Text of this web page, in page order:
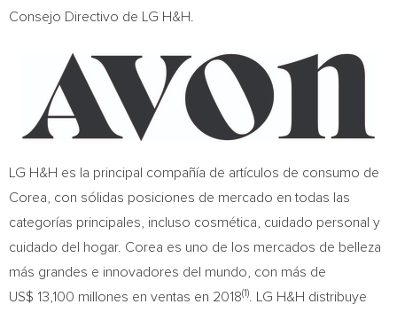
Consejo Directivo de LG H&H.
LG H&H es la principal compañía de artículos de consumo de
Corea, con sólidas posiciones de mercado en todas las
categorías principales, incluso cosmética, cuidado personal y
cuidado del hogar. Corea es uno de los mercados de belleza
más grandes e innovadores del mundo, con más de
US$ 13,100 millones en ventas en 2018(1)
. LG H&H distribuye